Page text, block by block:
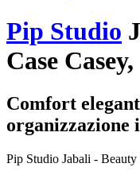
Pip Studio
Case
Comfort
organizzazione
Pip Studio Jabali - Beauty